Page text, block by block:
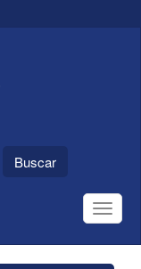
Buscar
Toggle